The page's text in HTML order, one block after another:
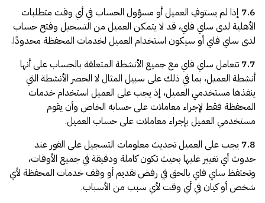
7.6 إذا لم يستوفِ العميل أو مسؤول الحساب في أي وقت متطلبات
الأهلية لدى ساي فاي، قد لا يتمكن العميل من التسجيل وفتح حساب
لدى ساي فاي أو سيكون استخدام العميل لخدمات المحفظة محدودًا.
7.7 تتعامل ساي فاي مع جميع الأنشطة المتعلقة بالحساب على أنها
أنشطة العميل، بما في ذلك على سبيل المثال لا الحصر الأنشطة التي
ينفذها مستخدمي العميل، إذ يجب على العميل استخدام خدمات
المحفظة فقط لإجراء معاملات على حسابه الخاص وأن يقوم
مستخدمي العميل بإجراء معاملات على حساب العميل.
7.8 يجب على العميل تحديث معلومات التسجيل على الفور عند
حدوث أي تغيير عليها بحيث تكون كاملة ودقيقة في جميع الأوقات،
وتحتفظ ساي فاي بالحق في رفض تقديم أو وقف خدمات المحفظة لأي
شخص أو كيان في أي وقت لأي سبب من الأسباب.